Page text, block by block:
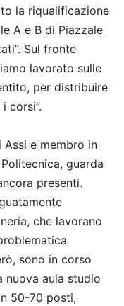
la riqualificazione
A e B di Piazzale
Sul fronte
lavorato sulle
per distribuire
corsi”.
Assi e membro in
guarda
presenti.
che lavorano
sono in corso
nuova aula studio
50-70 posti,